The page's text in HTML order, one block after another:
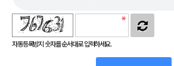
자동등록방지 숫자를 순서대로 입력하세요.